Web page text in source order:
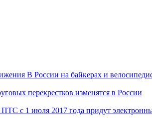
В России на байкерах и
перекрестков изменятся в России
с 1 июля 2017 года придут